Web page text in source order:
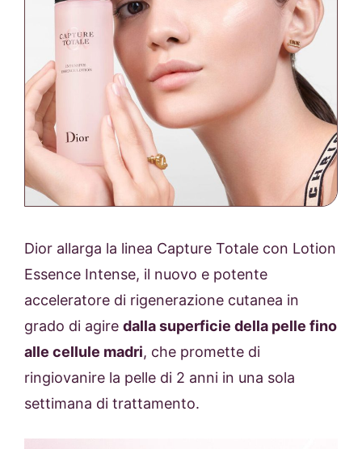
Dior allarga la linea Capture Totale con Lotion
Essence Intense, il nuovo e potente
acceleratore di rigenerazione cutanea in
grado di agire dalla superficie della pelle fino
alle cellule madri, che promette di
ringiovanire la pelle di 2 anni in una sola
settimana di trattamento.